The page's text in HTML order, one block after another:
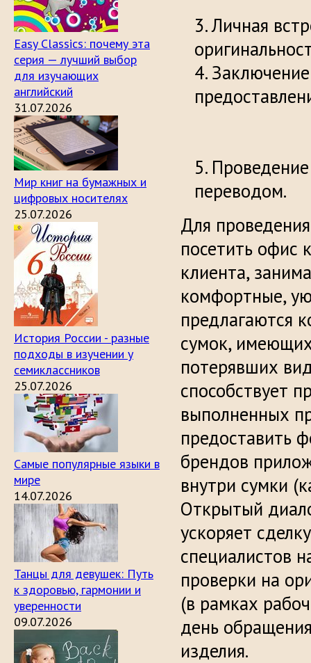
Easy Classics: почему эта
серия — лучший выбор
для изучающих
английский
31.07.2026
Мир книг на бумажных и
цифровых носителях
25.07.2026
История России - разные
подходы в изучении у
семиклассников
25.07.2026
Самые популярные языки в
мире
14.07.2026
Танцы для девушек: Путь
к здоровью, гармонии и
уверенности
09.07.2026
Личная
переводом.
Для
посетить офис
клиента,
комфортные,
предлагаются
сумок,
потерявших
способствует
выполненных
предоставить
брендов
внутри сумки
Открытый
ускоряет
специалистов
проверки на
(в рамках
день
изделия.